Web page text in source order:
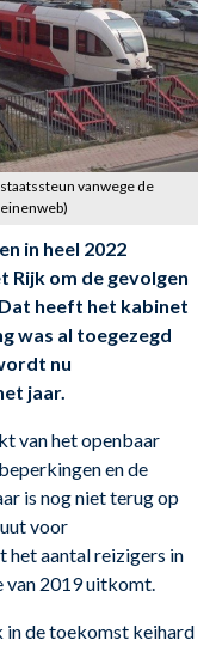
vanwege de
in heel 2022
Rijk om de gevolgen
heeft het kabinet
was al toegezegd
nu
jaar.
van het openbaar
en de
is nog niet terug op
voor
aantal reizigers in
van 2019 uitkomt.
in de toekomst keihard